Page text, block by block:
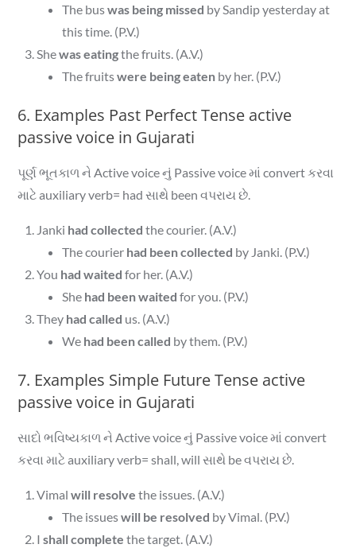
The buswas being missed by Sandip yesterday at
this time. (P.V.)
Shewas eatingthe fruits. (A.V.)
The fruitswere being eaten by her. (P.V.)
6. Examples Past Perfect Tense active
passive voice in Gujarati
પૂર્ણ ભૂતકાળ ને Active voice નું Passive voice માં convert કરવા
માટે auxiliary verb= had સાથે been વપરાય છે.
Janki had collected the courier. (A.V.)
The courier had been collected by Janki. (P.V.)
You had waited for her. (A.V.)
She had been waited for you. (P.V.)
They had called us. (A.V.)
We had been called by them. (P.V.)
7. Examples Simple Future Tense active
passive voice in Gujarati
સાદો ભવિષ્યકાળ ને Active voice નું Passive voice માં convert
કરવા માટે auxiliary verb= shall, will સાથે be વપરાય છે.
Vimalwill resolve the issues. (A.V.)
The issueswill be resolved by Vimal. (P.V.)
Ishall complete the target. (A.V.)